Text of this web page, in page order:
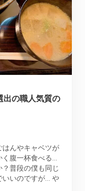
出の職人気質の
はんやキャベツが
く腹一杯食べる…
普段の僕も同じ
いいのですが… や